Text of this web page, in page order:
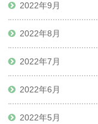
2022年9月
2022年8月
2022年7月
2022年6月
2022年5月